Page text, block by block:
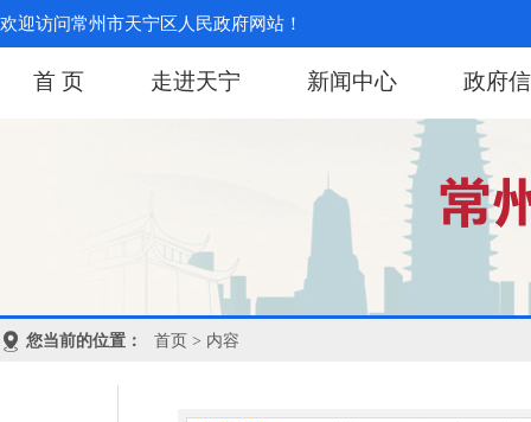
欢迎访问常州市天宁区人民政府网站！
首 页 走进天宁 新闻中心 政府
您当前的位置： 首页 > 内容